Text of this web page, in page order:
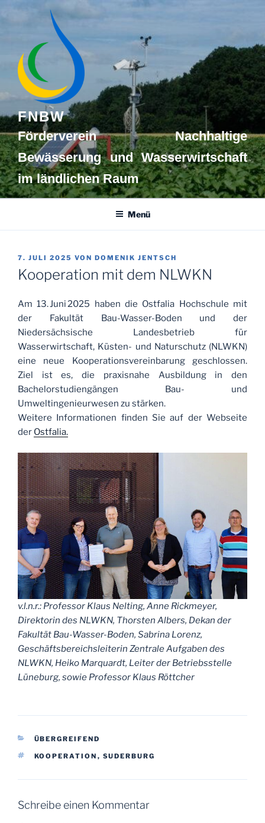
FNBW
Förderverein Nachhaltige
Bewässerung und Wasserwirtschaft
im ländlichen Raum
Menü
VERÖFFENTLICHT
AM
7. JULI 2025 VON DOMENIK JENTSCH
Kooperation mit dem NLWKN
Am 13. Juni 2025 haben die Ostfalia Hochschule mit
der Fakultät Bau-Wasser-Boden und der
Niedersächsische Landesbetrieb für
Wasserwirtschaft, Küsten- und Naturschutz (NLWKN)
eine neue Kooperationsvereinbarung geschlossen.
Ziel ist es, die praxisnahe Ausbildung in den
Bachelorstudiengängen Bau- und
Umweltingenieurwesen zu stärken.
Weitere Informationen finden Sie auf der Webseite
der Ostfalia.
v.l.n.r.: Professor Klaus Nelting, Anne Rickmeyer,
Direktorin des NLWKN, Thorsten Albers, Dekan der
Fakultät Bau-Wasser-Boden, Sabrina Lorenz,
Geschäftsbereichsleiterin Zentrale Aufgaben des
NLWKN, Heiko Marquardt, Leiter der Betriebsstelle
Lüneburg, sowie Professor Klaus Röttcher
KATEGORIEN
ÜBERGREIFEND
SCHLAGWÖRTER
KOOPERATION , SUDERBURG
Schreibe einen Kommentar